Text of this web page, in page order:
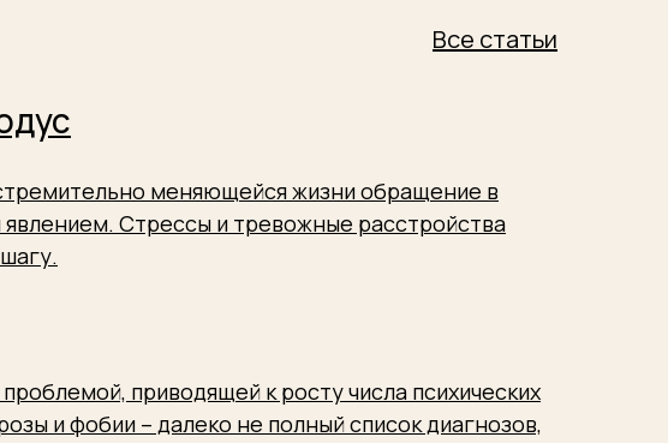
меняющейся жизни обращение в
Стрессы и тревожные расстройства
приводящей к росту числа психических
и фобии – далеко не полный список диагнозов,
Все статьи